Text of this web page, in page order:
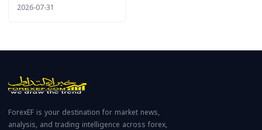
2026-07-31
ForexEF is your destination for market news,
analysis, and trading intelligence across forex,